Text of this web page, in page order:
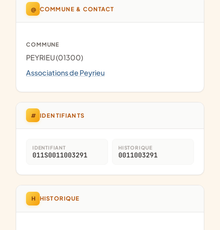
@ COMMUNE & CONTACT
COMMUNE
PEYRIEU (01300)
Associations de Peyrieu
# IDENTIFIANTS
IDENTIFIANT
011S0011003291
HISTORIQUE
0011003291
H HISTORIQUE